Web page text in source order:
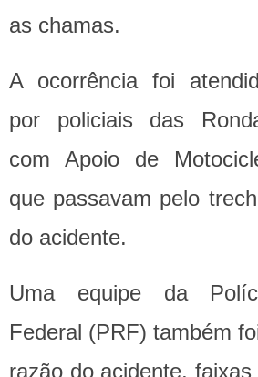
as chamas.
A ocorrência foi
por policiais das
com Apoio de
que passavam pelo
do acidente.
Uma equipe da
Federal (PRF) também
razão do acidente,